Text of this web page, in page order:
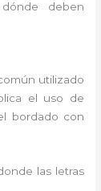
deben
utilizado
el uso de
bordado con
las letras